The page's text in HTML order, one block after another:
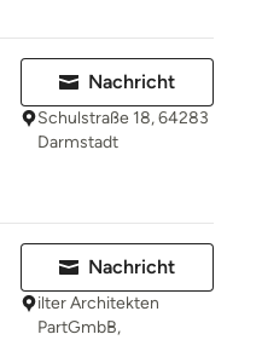
Nachricht
Schulstraße 18, 64283
Darmstadt
Nachricht
ilter Architekten
PartGmbB,